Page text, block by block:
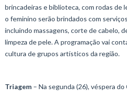
brincadeiras e biblioteca, com rodas de
o feminino serão brindados com
incluindo massagens, corte de cabelo,
limpeza de pele. A programação vai
cultura de grupos artísticos da região.
Triagem – Na segunda (26), véspera do